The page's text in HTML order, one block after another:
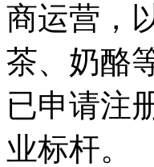
商运营，
茶、奶酪
已申请注
业标杆。